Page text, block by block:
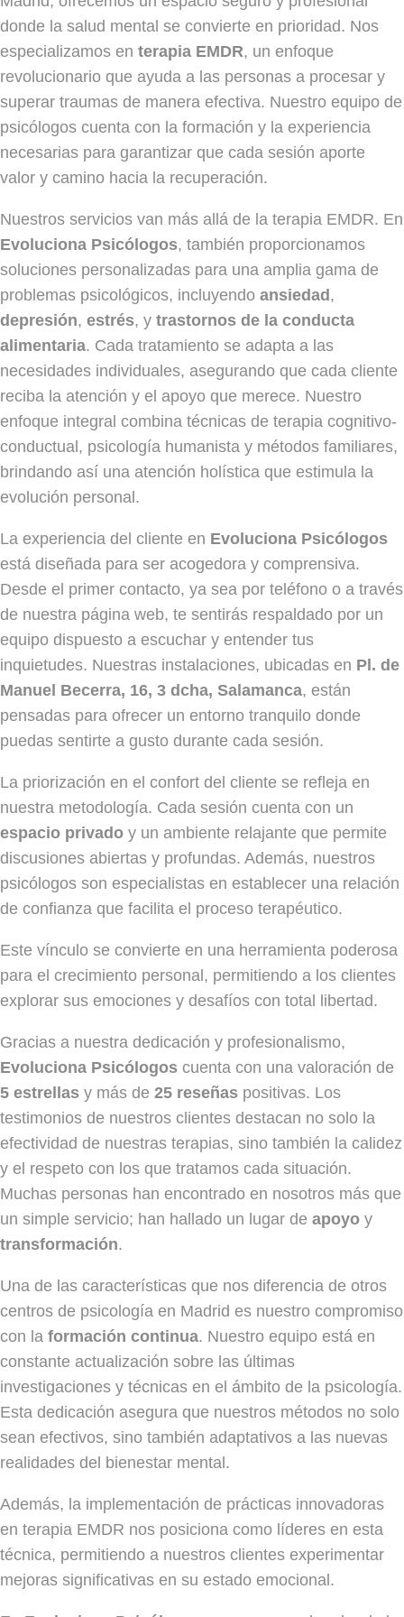
donde la salud mental se convierte en prioridad. Nos
especializamos en terapia EMDR, un enfoque
revolucionario que ayuda a las personas a procesar y
superar traumas de manera efectiva. Nuestro equipo de
psicólogos cuenta con la formación y la experiencia
necesarias para garantizar que cada sesión aporte
valor y camino hacia la recuperación.
Nuestros servicios van más allá de la terapia EMDR. En
Evoluciona Psicólogos, también proporcionamos
soluciones personalizadas para una amplia gama de
problemas psicológicos, incluyendo ansiedad,
depresión, estrés, y trastornos de la conducta
alimentaria. Cada tratamiento se adapta a las
necesidades individuales, asegurando que cada cliente
reciba la atención y el apoyo que merece. Nuestro
enfoque integral combina técnicas de terapia cognitivo-
conductual, psicología humanista y métodos familiares,
brindando así una atención holística que estimula la
evolución personal.
La experiencia del cliente en Evoluciona Psicólogos
está diseñada para ser acogedora y comprensiva.
Desde el primer contacto, ya sea por teléfono o a través
de nuestra página web, te sentirás respaldado por un
equipo dispuesto a escuchar y entender tus
inquietudes. Nuestras instalaciones, ubicadas en Pl. de
Manuel Becerra, 16, 3 dcha, Salamanca, están
pensadas para ofrecer un entorno tranquilo donde
puedas sentirte a gusto durante cada sesión.
La priorización en el confort del cliente se refleja en
nuestra metodología. Cada sesión cuenta con un
espacio privado y un ambiente relajante que permite
discusiones abiertas y profundas. Además, nuestros
psicólogos son especialistas en establecer una relación
de confianza que facilita el proceso terapéutico.
Este vínculo se convierte en una herramienta poderosa
para el crecimiento personal, permitiendo a los clientes
explorar sus emociones y desafíos con total libertad.
Gracias a nuestra dedicación y profesionalismo,
Evoluciona Psicólogos cuenta con una valoración de
5 estrellas y más de 25 reseñas positivas. Los
testimonios de nuestros clientes destacan no solo la
efectividad de nuestras terapias, sino también la calidez
y el respeto con los que tratamos cada situación.
Muchas personas han encontrado en nosotros más que
un simple servicio; han hallado un lugar de apoyo y
transformación.
Una de las características que nos diferencia de otros
centros de psicología en Madrid es nuestro compromiso
con la formación continua. Nuestro equipo está en
constante actualización sobre las últimas
investigaciones y técnicas en el ámbito de la psicología.
Esta dedicación asegura que nuestros métodos no solo
sean efectivos, sino también adaptativos a las nuevas
realidades del bienestar mental.
Además, la implementación de prácticas innovadoras
en terapia EMDR nos posiciona como líderes en esta
técnica, permitiendo a nuestros clientes experimentar
mejoras significativas en su estado emocional.